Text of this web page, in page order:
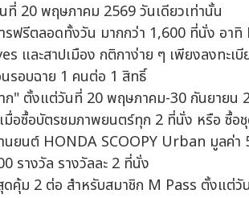
20 พฤษภาคม 2569 วันเดียวเท่านั้น
ารฟรีตลอดทั้งวัน มากกว่า 1,600 ที่นั่ง อ
และสาปเมือง กติกาง่าย ๆ เพียงลงทะเบี
รอบฉาย 1 คนต่อ 1 สิทธิ์
" ตั้งแต่วันที่ 20 พฤษภาคม-30 กันยายน
มื่อซื้อบัตรชมภาพยนตร์ทุก 2 ที่นั่ง หรือ ซื้
ยนต์ HONDA SCOOPY Urban มูลค่า
รางวัล รางวัลละ 2 ที่นั่ง
ดคุ้ม 2 ต่อ สำหรับสมาชิก M Pass ตั้งแต่